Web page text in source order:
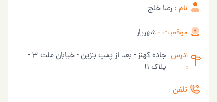
نام :رضا خلج
موقعیت :شهریار
آدرس
جاده کهنز - بعد از پمپ بنزین - خیابان ملت 3 -
پلاک 11
تلفن :